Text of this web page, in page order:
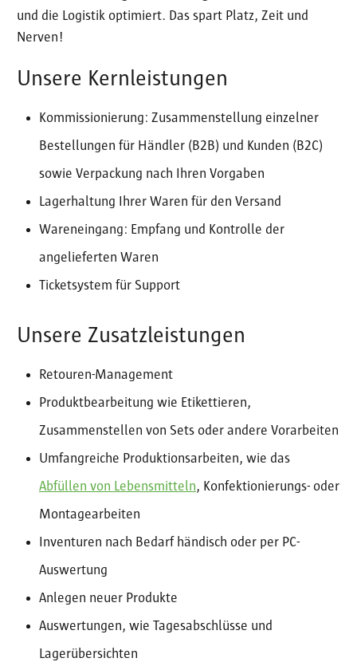
und die Logistik optimiert. Das spart Platz, Zeit und
Nerven!
Unsere Kernleistungen
Kommissionierung: Zusammenstellung einzelner
Bestellungen für Händler (B2B) und Kunden (B2C)
sowie Verpackung nach Ihren Vorgaben
Lagerhaltung Ihrer Waren für den Versand
Wareneingang: Empfang und Kontrolle der
angelieferten Waren
Ticketsystem für Support
Unsere Zusatzleistungen
Retouren-Management
Produktbearbeitung wie Etikettieren,
Zusammenstellen von Sets oder andere Vorarbeiten
Umfangreiche Produktionsarbeiten, wie das
Abfüllen von Lebensmitteln, Konfektionierungs- oder
Montagearbeiten
Inventuren nach Bedarf händisch oder per PC-
Auswertung
Anlegen neuer Produkte
Auswertungen, wie Tagesabschlüsse und
Lagerübersichten